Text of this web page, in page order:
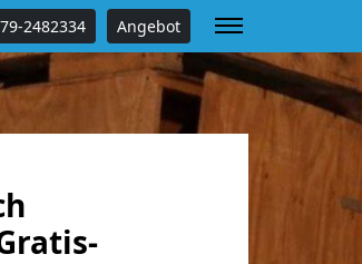
2482334 Angebot